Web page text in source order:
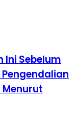
Ini Sebelum